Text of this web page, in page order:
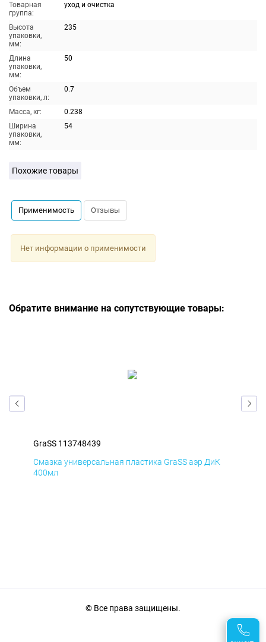
Товарная
группа:
уход и очистка
Высота
упаковки,
мм:
235
Длина
упаковки,
мм:
50
Объем
упаковки, л:
0.7
Масса, кг:
0.238
Ширина
упаковки,
мм:
54
Похожие товары
Применимость Отзывы
Нет информации о применимости
Обратите внимание на сопутствующие товары:
GraSS 113748439
Смазка универсальная пластика GraSS аэр ДиК
400мл
© Все права защищены.